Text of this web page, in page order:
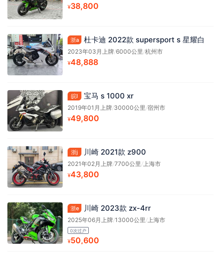
¥38,800
浙a 杜卡迪 2022款 supersport s 星耀白
2023年03月上牌/6000公里 /杭州市
¥48,888
皖l 宝马 s 1000 xr
2019年01月上牌/30000公里 /宿州市
¥49,800
浙j 川崎 2021款 z900
2021年02月上牌/7700公里 /上海市
¥43,800
浙e 川崎 2023款 zx-4rr
2025年06月上牌/13000公里 /上海市
0次过户
¥50,600